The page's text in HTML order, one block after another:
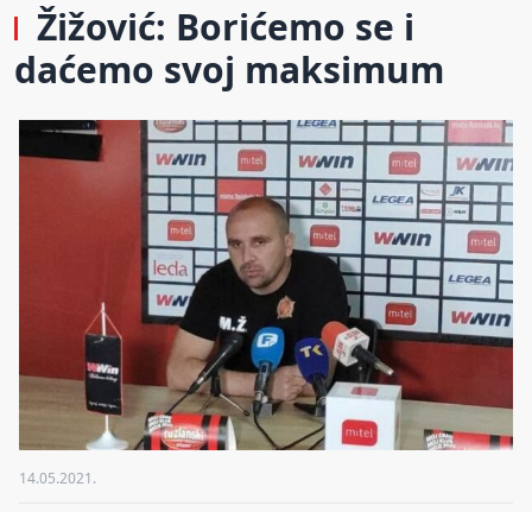
Žižović: Borićemo se i
daćemo svoj maksimum
14.05.2021.